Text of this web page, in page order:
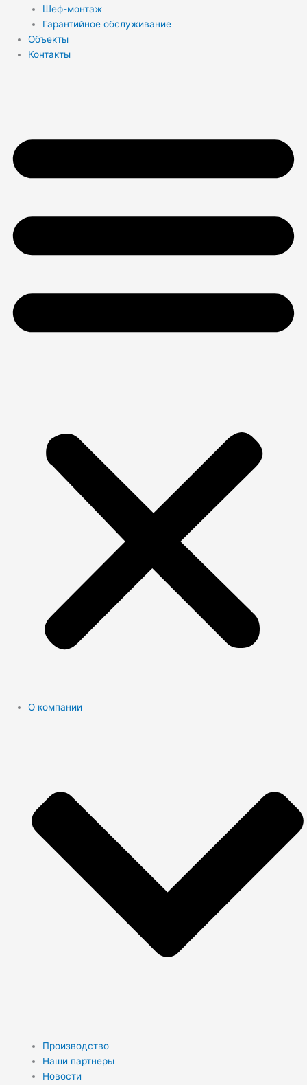
Шеф-монтаж
Гарантийное обслуживание
Объекты
Контакты
О компании
Производство
Наши партнеры
Новости